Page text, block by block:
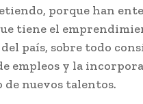
porque han
tiene el
país, sobre todo
empleos y la
de nuevos talentos.